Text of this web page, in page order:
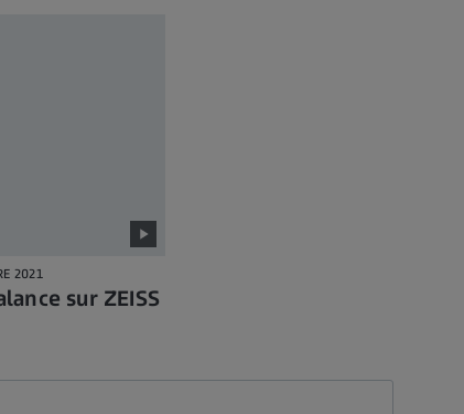
2021
sur ZEISS